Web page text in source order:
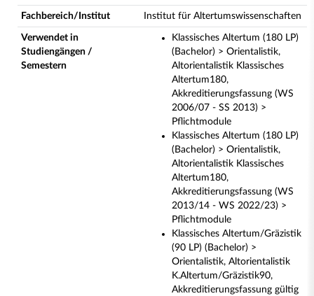
Fachbereich/Institut Institut für Altertumswissenschaften
Verwendet in
Studiengängen /
Semestern
Klassisches Altertum (180 LP)
(Bachelor) > Orientalistik,
Altorientalistik Klassisches
Altertum180,
Akkreditierungsfassung (WS
2006/07 - SS 2013) >
Pflichtmodule
Klassisches Altertum (180 LP)
(Bachelor) > Orientalistik,
Altorientalistik Klassisches
Altertum180,
Akkreditierungsfassung (WS
2013/14 - WS 2022/23) >
Pflichtmodule
Klassisches Altertum/Gräzistik
(90 LP) (Bachelor) >
Orientalistik, Altorientalistik
K.Altertum/Gräzistik90,
Akkreditierungsfassung gültig